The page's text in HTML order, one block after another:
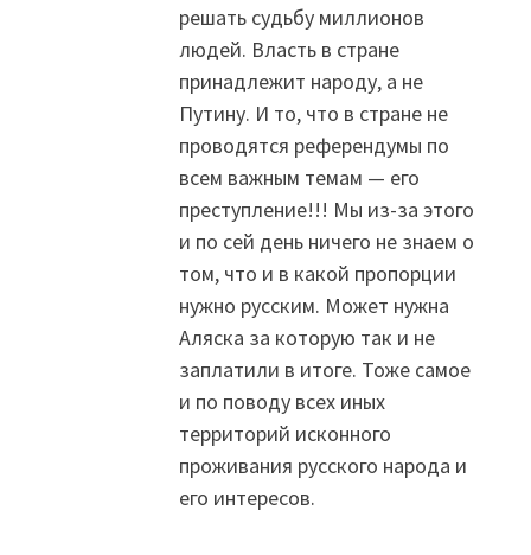
решать судьбу миллионов
людей. Власть в стране
принадлежит народу, а не
Путину. И то, что в стране не
проводятся референдумы по
всем важным темам — его
преступление!!! Мы из-за этого
и по сей день ничего не знаем о
том, что и в какой пропорции
нужно русским. Может нужна
Аляска за которую так и не
заплатили в итоге. Тоже самое
и по поводу всех иных
территорий исконного
проживания русского народа и
его интересов.